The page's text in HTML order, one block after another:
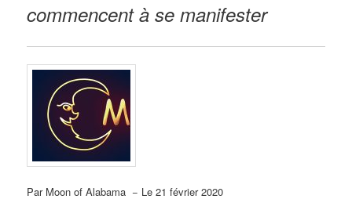
commencent à se manifester
Par Moon of Alabama − Le 21 février 2020